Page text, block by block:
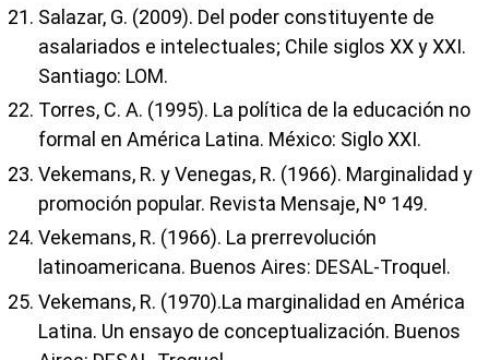
Salazar, G. (2009). Del poder constituyente de
asalariados e intelectuales; Chile siglos XX y XXI.
Santiago: LOM.
Torres, C. A. (1995). La política de la educación no
formal en América Latina. México: Siglo XXI.
Vekemans, R. y Venegas, R. (1966). Marginalidad y
promoción popular. Revista Mensaje, Nº 149.
Vekemans, R. (1966). La prerrevolución
latinoamericana. Buenos Aires: DESAL-Troquel.
Vekemans, R. (1970).La marginalidad en América
Latina. Un ensayo de conceptualización. Buenos